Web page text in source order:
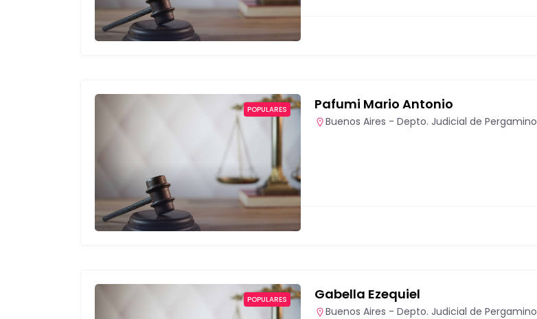
POPULARES Pafumi Mario Antonio
Buenos Aires - Depto. Judicial de Pergamino
POPULARES Gabella Ezequiel
Buenos Aires - Depto. Judicial de Pergamino